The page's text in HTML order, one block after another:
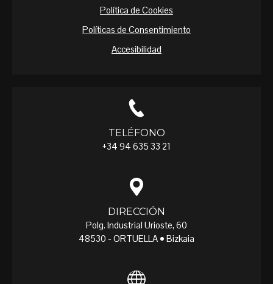
Política de Cookies
Políticas de Consentimiento
Accesibilidad
TELÉFONO
+34 94 635 33 21
DIRECCIÓN
Polg. Industrial Urioste, 60
48530 - ORTUELLA • Bizkaia